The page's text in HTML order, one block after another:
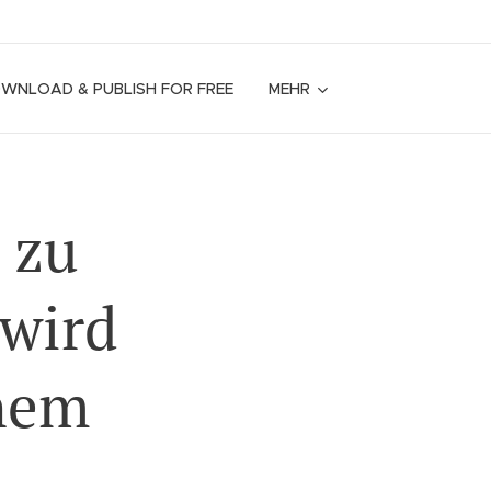
& PUBLISH FOR FREE MEHR